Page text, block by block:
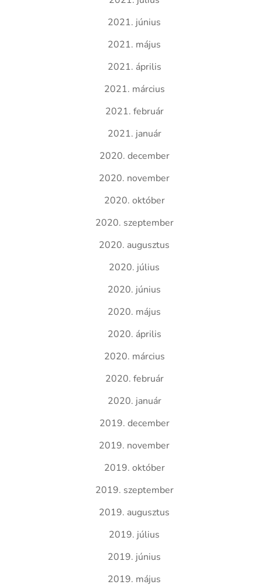
2021. június
2021. május
2021. április
2021. március
2021. február
2021. január
2020. december
2020. november
2020. október
2020. szeptember
2020. augusztus
2020. július
2020. június
2020. május
2020. április
2020. március
2020. február
2020. január
2019. december
2019. november
2019. október
2019. szeptember
2019. augusztus
2019. július
2019. június
2019. május